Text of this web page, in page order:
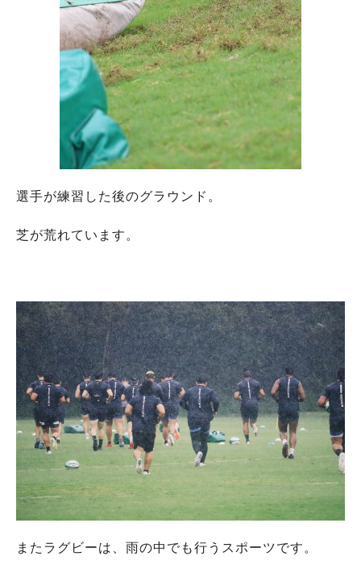
選手が練習した後のグラウンド。
芝が荒れています。
またラグビーは、雨の中でも行うスポーツです。